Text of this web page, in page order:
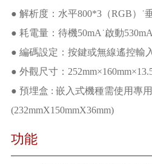
● 解析度：水平800*3（RGB）˙
● 耗電量：待機50mA˙啟動530mA
● 編碼設定：按鍵或無線遙控輸
● 外觀尺寸：
● 預埋盒 : 嵌入式機種需使用專
(232mmX150mmX36mm)
功能